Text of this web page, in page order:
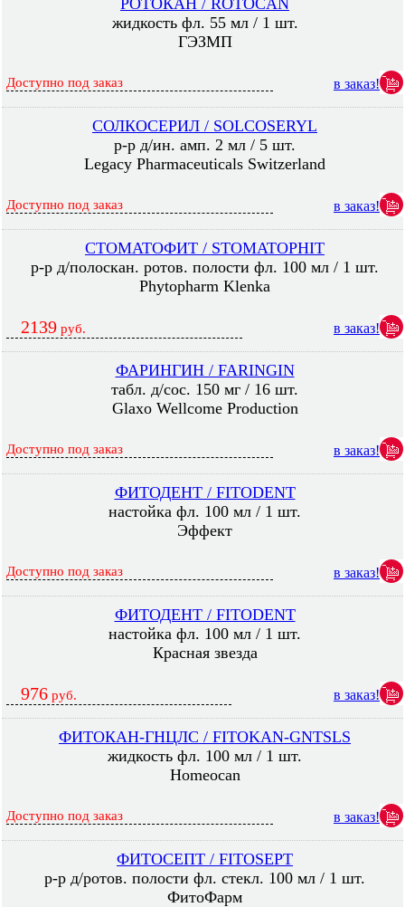
РОТОКАН / ROTOCAN
жидкость фл. 55 мл / 1 шт.
ГЭЗМП
Доступно под заказ в заказ!
СОЛКОСЕРИЛ / SOLCOSERYL
р-р д/ин. амп. 2 мл / 5 шт.
Legacy Pharmaceuticals Switzerland
Доступно под заказ в заказ!
СТОМАТОФИТ / STOMATOPHIT
р-р д/полоскан. ротов. полости фл. 100 мл / 1 шт.
Phytopharm Klenka
2139 руб. в заказ!
ФАРИНГИН / FARINGIN
табл. д/сос. 150 мг / 16 шт.
Glaxo Wellcome Production
Доступно под заказ в заказ!
ФИТОДЕНТ / FITODENT
настойка фл. 100 мл / 1 шт.
Эффект
Доступно под заказ в заказ!
ФИТОДЕНТ / FITODENT
настойка фл. 100 мл / 1 шт.
Красная звезда
976 руб. в заказ!
ФИТОКАН-ГНЦЛС / FITOKAN-GNTSLS
жидкость фл. 100 мл / 1 шт.
Homeocan
Доступно под заказ в заказ!
ФИТОСЕПТ / FITOSEPT
р-р д/ротов. полости фл. стекл. 100 мл / 1 шт.
ФитоФарм